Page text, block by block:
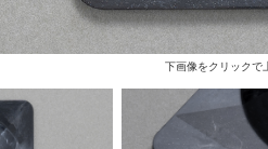
下画像をクリックで